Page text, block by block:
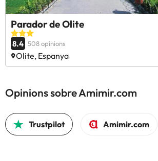
Parador de Olite
8.4 508 opinions
Olite, Espanya
Opinions sobre Amimir.com
Trustpilot Amimir.com